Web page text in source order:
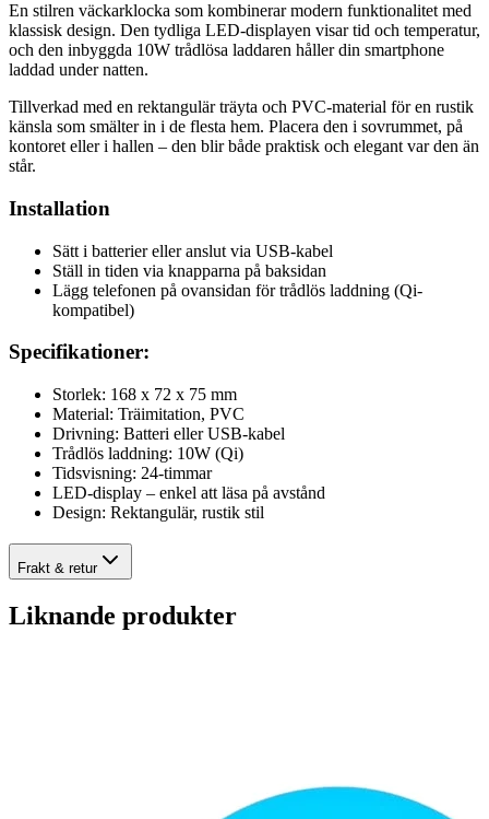
En stilren väckarklocka som kombinerar modern funktionalitet med
klassisk design. Den tydliga LED-displayen visar tid och temperatur,
och den inbyggda 10W trådlösa laddaren håller din smartphone
laddad under natten.
Tillverkad med en rektangulär träyta och PVC-material för en rustik
känsla som smälter in i de flesta hem. Placera den i sovrummet, på
kontoret eller i hallen – den blir både praktisk och elegant var den än
står.
Installation
Sätt i batterier eller anslut via USB-kabel
Ställ in tiden via knapparna på baksidan
Lägg telefonen på ovansidan för trådlös laddning (Qi-
kompatibel)
Specifikationer:
Storlek: 168 x 72 x 75 mm
Material: Träimitation, PVC
Drivning: Batteri eller USB-kabel
Trådlös laddning: 10W (Qi)
Tidsvisning: 24-timmar
LED-display – enkel att läsa på avstånd
Design: Rektangulär, rustik stil
Frakt & retur
Liknande produkter